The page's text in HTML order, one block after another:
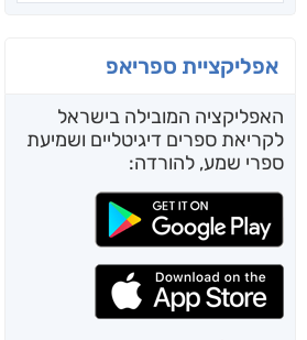
אפליקציית ספריאפ
האפליקציה המובילה בישראל
לקריאת ספרים דיגיטליים ושמיעת
ספרי שמע, להורדה: